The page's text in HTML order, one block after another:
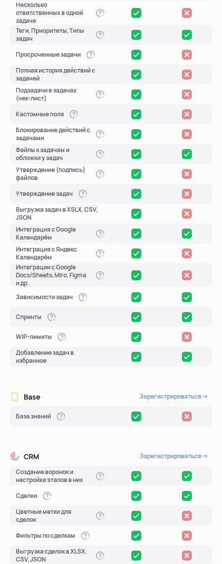
Несколько
ответственных в одной
задаче
Теги, Приоритеты, Типы
задач
Просроченные задачи
Полная история действий с
задачей
Подзадачи в задачах
(чек-лист)
Кастомные поля
Блокирование действий с
задачами
Файлы к задачам и
обложки у задач
Утверждение (подпись)
файлов
Утверждение задач
Выгрузка задач в XSLX, CSV,
JSON
Интеграция с Google
Календарём
Интеграция с Яндекс
Календарём
Интеграции с Google
Docs/Sheets, Miro, Figma
и др.
Зависимости задач
Спринты
WIP-лимиты
Добавление задач в
избранное
Base Зарегистрироваться →
База знаний
CRM
Зарегистрироваться →
Создание воронок и
настройка этапов в них
Сделки
Цветные метки для
сделок
Фильтры по сделкам
Выгрузка сделок в XLSX,
CSV, JSON